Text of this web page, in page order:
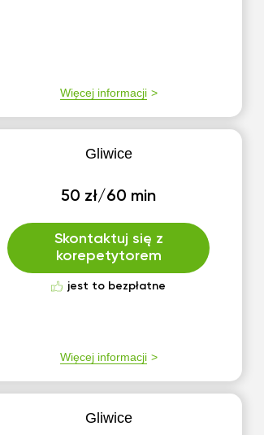
Więcej informacji
Gliwice
50 zł/60 min
Skontaktuj się z
korepetytorem
jest to bezpłatne
Więcej informacji
Gliwice